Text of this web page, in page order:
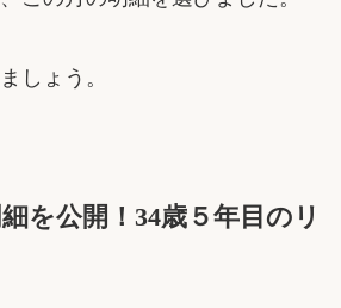
しょう。
を公開！34歳５年目のリ